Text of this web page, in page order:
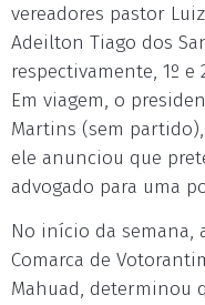
vereadores pastor
Adeilton Tiago dos
respectivamente, 1º e
Em viagem, o
Martins (sem
ele anunciou que
advogado para uma
No início da semana,
Comarca de
Mahuad, determinou